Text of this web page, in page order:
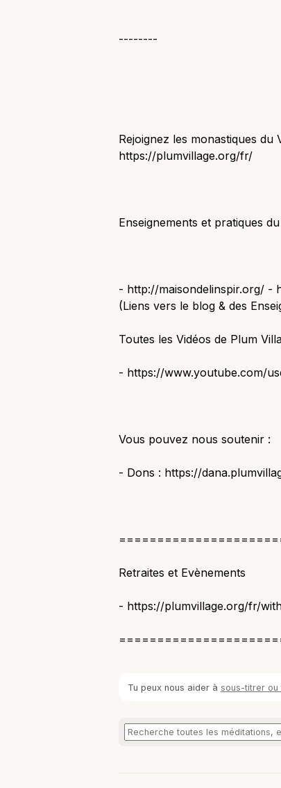
--------
Rejoignez les monastiques du
https://plumvillage.org/fr/
Enseignements et pratiques
- http://maisondelinspir.org/ -
(Liens vers le blog & des
Toutes les Vidéos de Plum
- https://www.youtube.com/
Vous pouvez nous soutenir :
- Dons : https://
Retraites et Evènements
- https://plumvillage.org/fr/
Tu peux nous aider à sous-titrer